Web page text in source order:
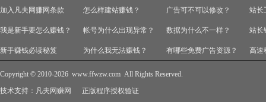
加入凡夫网赚网条款
我是新手要怎么赚钱？
新手赚钱必读秘笈
怎么样建站赚钱？
帐号为什么出现异常？
为什么我无法赚钱？
广告可不可以修改？
数据为什么不一样？
有哪些免费广告资源？
站长
站长
高速
Copyright © 2010-2026 www.ffwzw.com All Rights Reserved.
技术支持： 凡夫网赚网 正版程序授权验证